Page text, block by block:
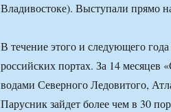
Владивостоке). Выступали прямо
В течение этого и следующего
российских портах. За 14 месяцев
водами Северного Ледовитого,
Парусник зайдет более чем в 30